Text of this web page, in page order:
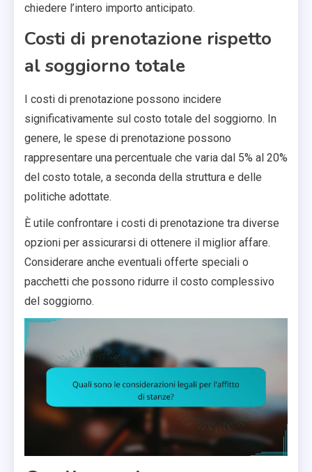
chiedere l’intero importo anticipato.
Costi di prenotazione rispetto
al soggiorno totale
I costi di prenotazione possono incidere
significativamente sul costo totale del soggiorno. In
genere, le spese di prenotazione possono
rappresentare una percentuale che varia dal 5% al 20%
del costo totale, a seconda della struttura e delle
politiche adottate.
È utile confrontare i costi di prenotazione tra diverse
opzioni per assicurarsi di ottenere il miglior affare.
Considerare anche eventuali offerte speciali o
pacchetti che possono ridurre il costo complessivo
del soggiorno.